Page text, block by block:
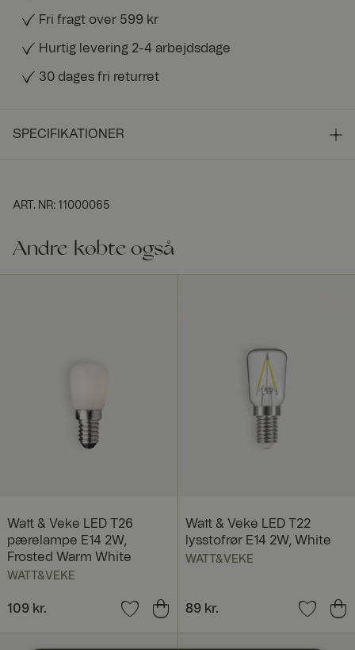
Fri fragt over 599 kr
Hurtig levering 2-4 arbejdsdage
30 dages fri returret
SPECIFIKATIONER
ART. NR: 11000065
Andre købte også
Watt & Veke LED T26
pærelampe E14 2W,
Frosted Warm White
WATT&VEKE
Pris :109 kr.
109 kr.
Watt & Veke LED T22
lysstofrør E14 2W, White
WATT&VEKE
Pris:89 kr.
89 kr.